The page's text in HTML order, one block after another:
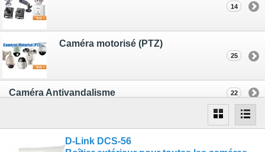
14
Caméra motorisé (PTZ)
25
Caméra Antivandalisme 22
D-Link DCS-56